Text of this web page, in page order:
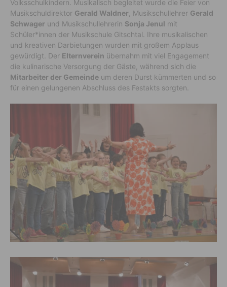
Volksschulkindern. Musikalisch begleitet wurde die Feier von
Musikschuldirektor Gerald Waldner , Musikschullehrer Gerald
Schwager und Musikschullehrerin Sonja Jenul mit
Schüler*innen der Musikschule Gitschtal. Ihre musikalischen
und kreativen Darbietungen wurden mit großem Applaus
gewürdigt. Der Elternverein übernahm mit viel Engagement
die kulinarische Versorgung der Gäste, während sich die
Mitarbeiter der Gemeinde um deren Durst kümmerten und so
für einen gelungenen Abschluss des Festakts sorgten.